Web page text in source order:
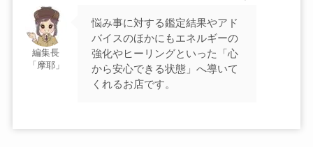
編集長
「摩耶」
悩み事に対する鑑定結果やアド
バイスのほかにもエネルギーの
強化やヒーリングといった「心
から安心できる状態」へ導いて
くれるお店です。